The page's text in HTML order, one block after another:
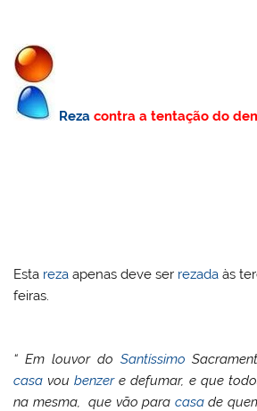
Reza contra a tentação do
Esta reza apenas deve ser rezada às
feiras.
“ Em louvor do Santíssimo
casa voubenzere defumar, e que
na mesma, que vão para casade